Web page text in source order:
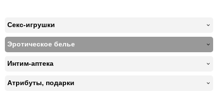
Секс-игрушки
Эротическое белье
Интим-аптека
Атрибуты, подарки